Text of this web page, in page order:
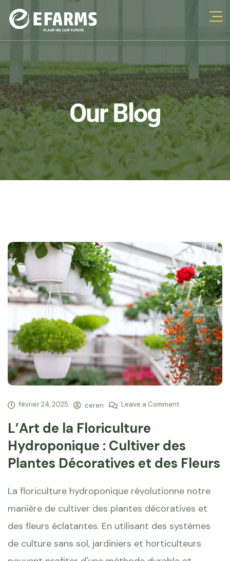
Our Blog
février 24, 2025 ceren Leave a Comment
L’Art de la Floriculture
Hydroponique : Cultiver des
Plantes Décoratives et des Fleurs
La floriculture hydroponique révolutionne notre
manière de cultiver des plantes décoratives et
des fleurs éclatantes. En utilisant des systèmes
de culture sans sol, jardiniers et horticulteurs